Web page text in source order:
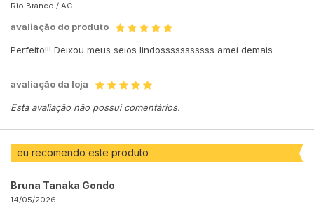
Rio Branco / AC
avaliação do produto
Perfeito!!! Deixou meus seios lindosssssssssss amei demais
avaliação da loja
Esta avaliação não possui comentários.
eu recomendo este produto
Bruna Tanaka Gondo
14/05/2026